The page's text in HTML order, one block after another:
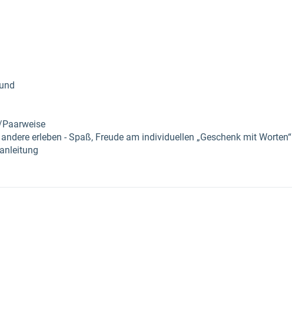
erleben - Spaß, Freude am individuellen „Geschenk mit Worten“